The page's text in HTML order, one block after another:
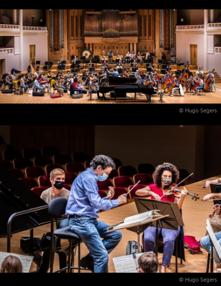
© Hugo Segers
© Hugo Segers